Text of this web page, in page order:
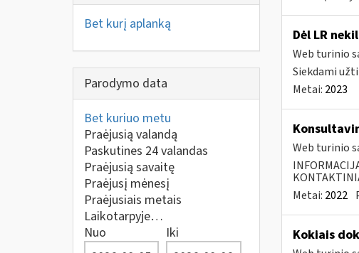
Bet kurį aplanką
Parodymo data
Bet kuriuo metu
Praėjusią valandą
Paskutines 24 valandas
Praėjusią savaitę
Praėjusį mėnesį
Praėjusiais metais
Laikotarpyje…
Nuo
Iki
Dėl LR
Web turinio
Siekdami
Metai: 2023
Web turinio
Metai: 2022
Kokiais